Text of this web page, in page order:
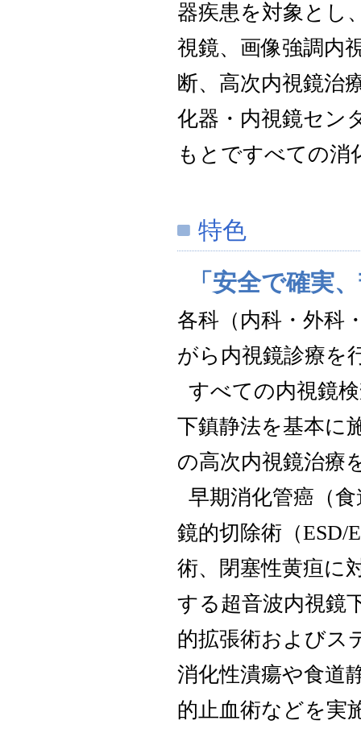
器疾患を対象とし
視鏡、画像強調内
断、高次内視鏡治
化器・内視鏡セン
もとですべての消
特色
「安全で確実
各科（内科・外科
がら内視鏡診療を
すべての内視鏡
下鎮静法を基本に
の高次内視鏡治療
早期消化管癌（
鏡的切除術（ESD/
術、閉塞性黄疸に
する超音波内視鏡
的拡張術およびス
消化性潰瘍や食道
的止血術などを実